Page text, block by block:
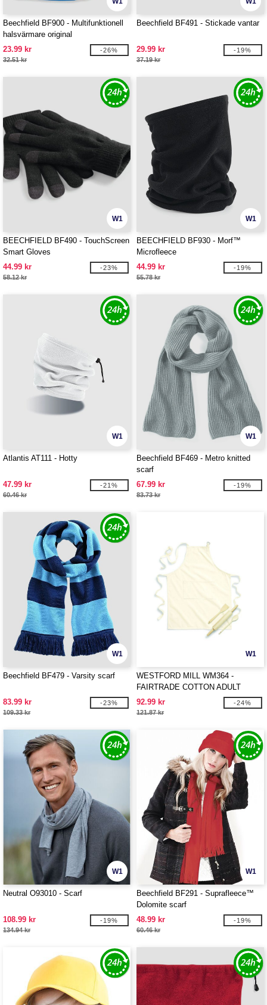
Beechfield BF900 - Multifunktionell
halsvärmare original
23.99 kr
32.51 kr
-26%
Beechfield BF491 - Stickade vantar
29.99 kr
37.19 kr
-19%
W1
BEECHFIELD BF490 - TouchScreen
Smart Gloves
44.99 kr
58.12 kr
-23%
W1
BEECHFIELD BF930 - Morf™
Microfleece
44.99 kr
55.78 kr
-19%
W1
Atlantis AT111 - Hotty
47.99 kr
60.46 kr
-21%
W1
Beechfield BF469 - Metro knitted
scarf
67.99 kr
83.73 kr
-19%
W1
Beechfield BF479 - Varsity scarf
83.99 kr
109.33 kr
-23%
W1
WESTFORD MILL WM364 -
FAIRTRADE COTTON ADULT
CRAFT APRON
92.99 kr
121.87 kr
-24%
W1
Neutral O93010 - Scarf
108.99 kr
134.94 kr
-19%
W1
Beechfield BF291 - Suprafleece™
Dolomite scarf
48.99 kr
60.46 kr
-19%